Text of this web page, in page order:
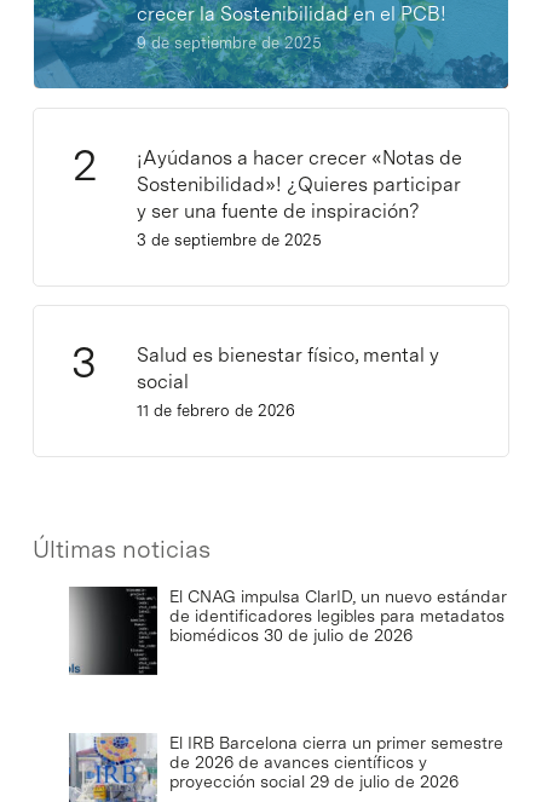
crecer la Sostenibilidad en el PCB!
9 de septiembre de 2025
¡Ayúdanos a hacer crecer «Notas de
Sostenibilidad»! ¿Quieres participar
y ser una fuente de inspiración?
3 de septiembre de 2025
Salud es bienestar físico, mental y
social
11 de febrero de 2026
Últimas noticias
El CNAG impulsa ClarID, un nuevo estándar
de identificadores legibles para metadatos
biomédicos 30 de julio de 2026
El IRB Barcelona cierra un primer semestre
de 2026 de avances científicos y
proyección social 29 de julio de 2026